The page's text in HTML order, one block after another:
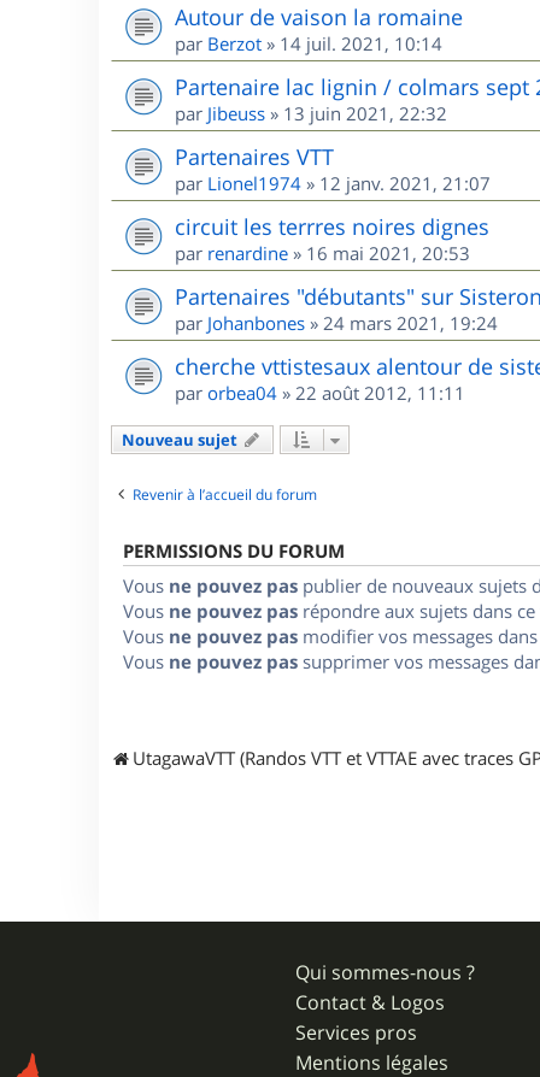
Autour de vaison la romaine
par Berzot » 14 juil. 2021, 10:14
Partenaire lac lignin / colmars sept
par Jibeuss » 13 juin 2021, 22:32
Partenaires VTT
par Lionel1974 » 12 janv. 2021, 21:07
circuit les terrres noires dignes
par renardine » 16 mai 2021, 20:53
Partenaires "débutants" sur
par Johanbones » 24 mars 2021, 19:24
cherche vttistesaux alentour de
par orbea04 » 22 août 2012, 11:11
Nouveau sujet
Revenir à l’accueil du forum
PERMISSIONS DU FORUM
Vous ne pouvez pas publier de nouveaux sujets
Vous ne pouvez pas répondre aux sujets dans
Vous ne pouvez pas modifier vos messages
Vous ne pouvez pas supprimer vos messages
UtagawaVTT (Randos VTT et VTTAE avec traces
Qui sommes-nous ?
Contact & Logos
Services pros
Mentions légales